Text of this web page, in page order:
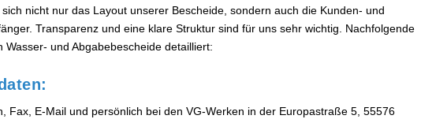
nicht nur das Layout unserer Bescheide, sondern auch die Kunden- und
Transparenz und eine klare Struktur sind für uns sehr wichtig. Nachfolgende
und Abgabebescheide detailliert:
Fax, E-Mail und persönlich bei den VG-Werken in der Europastraße 5, 55576